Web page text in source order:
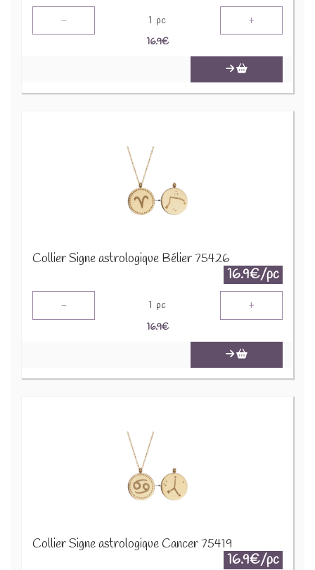
- 1 pc +
16.9€
Collier Signe astrologique Bélier 75426
16.9€/pc
- 1 pc +
16.9€
Collier Signe astrologique Cancer 75419
16.9€/pc